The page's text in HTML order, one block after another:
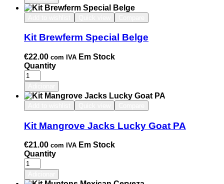
Kit Brewferm Special Belge
€22.00 com IVA Em Stock
Quantity
Kit Mangrove Jacks Lucky Goat PA
€21.00 com IVA Em Stock
Quantity